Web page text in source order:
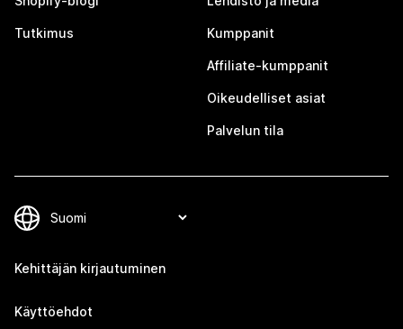
Tutkimus Kumppanit
Affiliate-kumppanit
Oikeudelliset asiat
Palvelun tila
Kehittäjän kirjautuminen
Käyttöehdot